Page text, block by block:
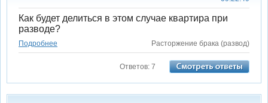
Как будет делиться в этом случае квартира при
разводе?
Подробнее Расторжение брака (развод)
Ответов: 7